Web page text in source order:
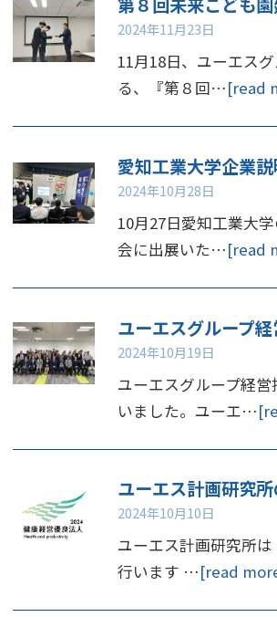
2024年11月23日
11月18日、ユーエス
る、『第８回…[read
2024年10月28日
10月27日愛知工業大
会に出展いた…[read
2024年10月19日
ユーエスグループ経
いました。ユーエ…
ユーエス計画研究
2024年10月10日
ユーエス計画研究所
行います …[read